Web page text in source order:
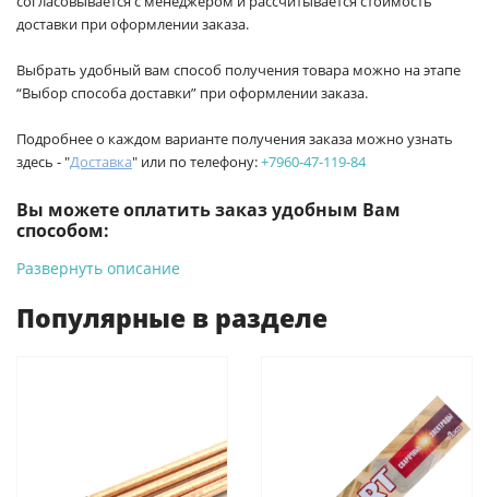
доставки при оформлении заказа.
Выбрать удобный вам способ получения товара можно на этапе
“Выбор способа доставки” при оформлении заказа.
Подробнее о каждом варианте получения заказа можно узнать
здесь - "Доставка" или по телефону:+7960-47-119-84
Вы можете оплатить заказ удобным Вам
способом:
-Банковской картой на сайте ProffЭлектро. Данный вид
Для юридических лиц: переводом на расчетный счет при
онлайн оплате заказа на сайте.
Подробнее о способах оплаты можно узнать здесь - "Оплата"
Развернуть описание
Популярные в разделе